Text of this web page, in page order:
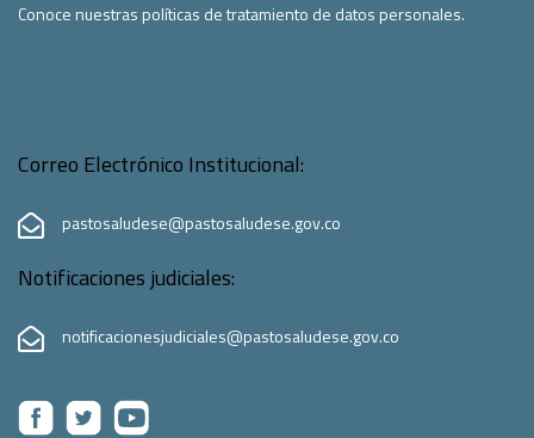
Conoce nuestras políticas de tratamiento de datos personales.
Correo Electrónico Institucional:
pastosaludese@pastosaludese.gov.co
Notificaciones judiciales:
notificacionesjudiciales@pastosaludese.gov.co